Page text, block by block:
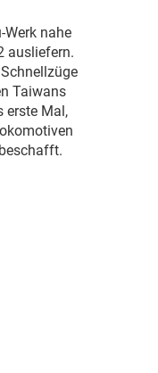
Werk nahe
ausliefern.
Taiwans
erste Mal,